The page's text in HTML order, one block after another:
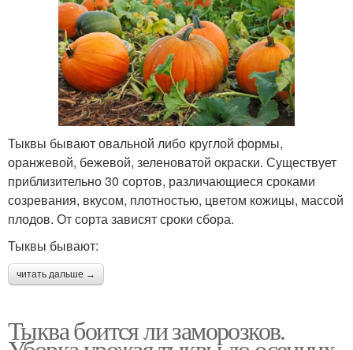
Тыквы бывают овальной либо круглой формы,
оранжевой, бежевой, зеленоватой окраски. Существует
приблизительно 30 сортов, различающиеся сроками
созревания, вкусом, плотностью, цветом кожицы, массой
плодов. От сорта зависят сроки сбора.
Тыквы бывают:
читать дальше →
Тыква боится ли заморозков.